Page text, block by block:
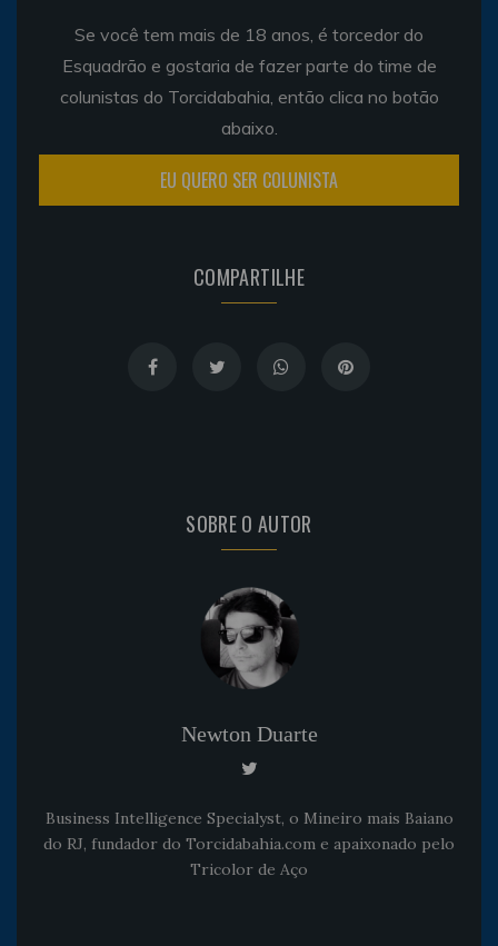
Se você tem mais de 18 anos, é torcedor do
Esquadrão e gostaria de fazer parte do time de
colunistas do Torcidabahia, então clica no botão
abaixo.
EU QUERO SER COLUNISTA
COMPARTILHE
SOBRE O AUTOR
Newton Duarte
Business Intelligence Specialyst, o Mineiro mais Baiano
do RJ, fundador do Torcidabahia.com e apaixonado pelo
Tricolor de Aço